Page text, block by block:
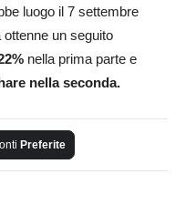
luogo il 7 settembre
ottenne un seguito
nella prima parte e
nella seconda.
Preferite